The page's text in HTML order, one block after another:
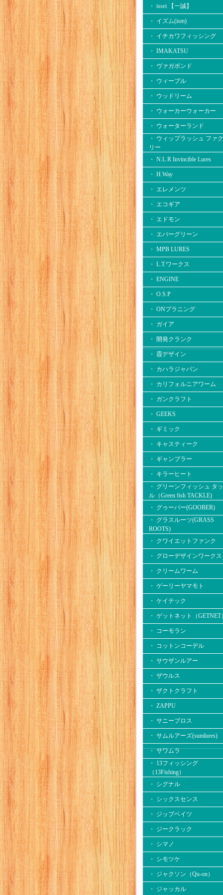
・ issei 【一誠】
・ イズム(ism)
・ イチカワフィッシング
・ IMAKATSU
・ ヴァガボンド
・ ウィーブル
・ ウッドリーム
・ ウォーカーウォーカー
・ ウォーターランド
・ ウィップラッシュ ファ
リー
・ N.L.R Invincible Lures
・ H.Way
・ エレメンツ
・ エコギア
・ エドモン
・ エバーグリーン
・ MPB LURES
・ L.T.ワークス
・ ENGINE
・ O.S.P
・ ONプラニング
・ ガイア
・ 開発クランク
・ 霞デザイン
・ カハラジャパン
・ カリフォルニアワーム
・ ガンクラフト
・ GEEKS
・ ギミック
・ キャスティーク
・ ギャンブラー
・ キラーヒート
・ グリーンフィッシュ タ
ル（Green fish TACKLE)
・ グゥーバー(GOOBER)
・ グラスルーツ(GRASS
ROOTS)
・ クワイエットファンク
・ グローデザインワークス
・ クリームワーム
・ ゲーリーヤマモト
・ ケイテック
・ ゲットネット（GETNET
・ コーモラン
・ コットンコーデル
・ サウザンルアー
・ ザウルス
・ ザクトクラフト
・ ZAPPU
・ サニーブロス
・ サムルアーズ(sumlures)
・ サワムラ
・ 13フィッシング
（13Fishing）
・ シグナル
・ シックスセンス
・ ジップベイツ
・ ジークラック
・ シマノ
・ シモツケ
・ ジャクソン（Qu-on）
・ ジャッカル